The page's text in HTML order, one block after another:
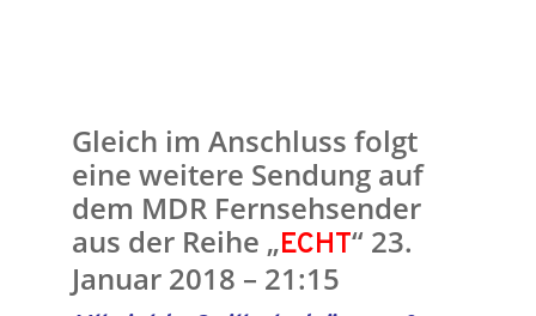
Gleich im Anschluss folgt
eine weitere Sendung auf
dem MDR Fernsehsender
aus der Reihe „ECHT“ 23.
Januar 2018 – 21:15